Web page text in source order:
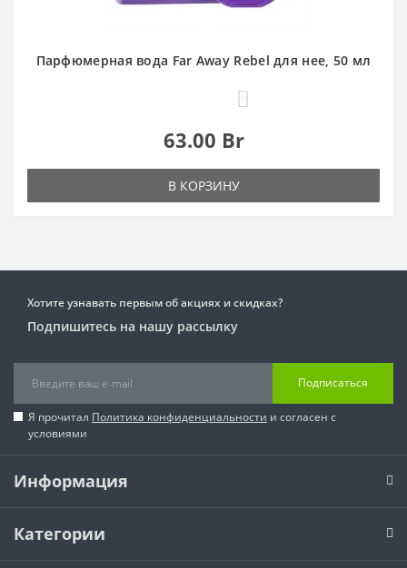
Парфюмерная вода Far Away Rebel для нее, 50 мл
63.00 Br
В КОРЗИНУ
Хотите узнавать первым об акциях и скидках?
Подпишитесь на нашу рассылку
Подписаться
Я прочитал Политика конфиденциальности и согласен с
условиями
Информация
Категории